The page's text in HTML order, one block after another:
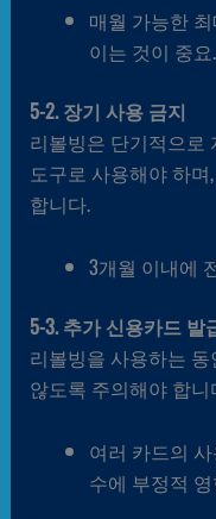
매월 가능한
이는 것이 중요.
5-2. 장기 사용 금지
리볼빙은 단기적으로
도구로 사용해야 하
합니다.
3개월 이내에
5-3. 추가 신용카드 발
리볼빙을 사용하는
않도록 주의해야 합니
여러 카드의
수에 부정적